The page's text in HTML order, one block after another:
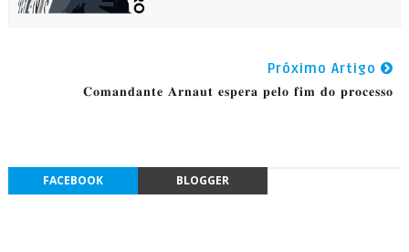
Próximo Artigo
𝐂𝐨𝐦𝐚𝐧𝐝𝐚𝐧𝐭𝐞 𝐀𝐫𝐧𝐚𝐮𝐭 𝐞𝐬𝐩𝐞𝐫𝐚 𝐩𝐞𝐥𝐨 𝐟𝐢𝐦 𝐝𝐨 𝐩𝐫𝐨𝐜𝐞𝐬𝐬𝐨
FACEBOOK BLOGGER